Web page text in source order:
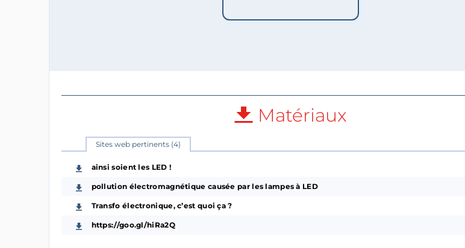
Matériaux
Sites web pertinents (4)
ainsi soient les LED !
pollution électromagnétique causée par les lampes à LED
Transfo électronique, c’est quoi ça ?
https://goo.gl/hiRa2Q